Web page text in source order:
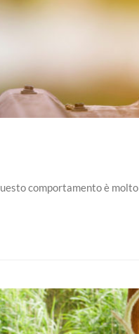
comportamento è molto